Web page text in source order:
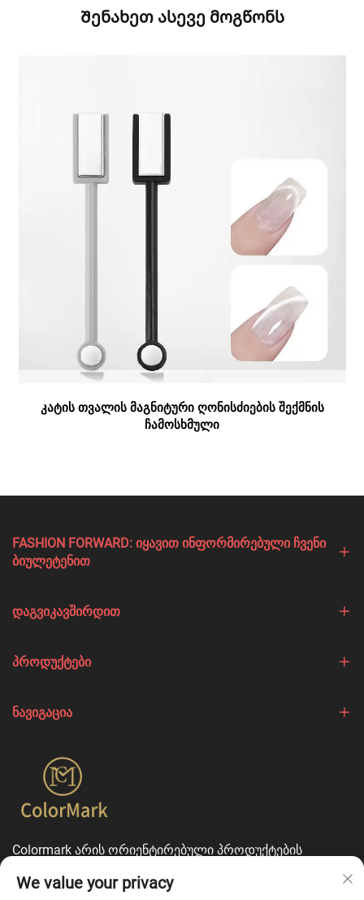
Შენახეთ ასევე მოგწონს
ᲙᲐᲢᲘᲡ ᲗᲕᲐᲚᲘᲡ ᲛᲐᲒᲜᲘᲢᲣᲠᲘ ᲦᲝᲜᲘᲡᲫᲘᲔᲑᲘᲡ ᲨᲔᲥᲛᲜᲘᲡ
ᲩᲐᲛᲝᲡᲮᲛᲣᲚᲘ
FASHION FORWARD: ᲘᲧᲐᲕᲘᲗ ᲘᲜᲤᲝᲠᲛᲘᲠᲔᲑᲣᲚᲘ ᲩᲕᲔᲜᲘ
ᲑᲘᲣᲚᲔᲢᲔᲜᲘᲗ
ᲓᲐᲒᲕᲘᲙᲐᲕᲨᲘᲠᲓᲘᲗ
ᲞᲠᲝᲓᲣᲥᲢᲔᲑᲘ
ᲜᲐᲕᲘᲒᲐᲪᲘᲐ
Colormark არის ორიენტირებული პროდუქტების
ბრენდის უნიკალურ თვისებებს და გთავაზობთ ერთ-
We value your privacy